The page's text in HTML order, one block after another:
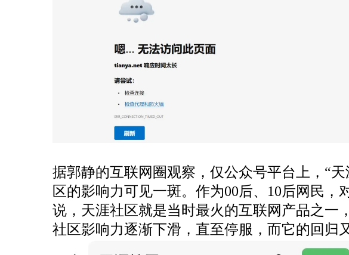
据郭静的互联网圈观察，仅公众号平台上，“
区的影响力可见一斑。作为00后、10后网民
说，天涯社区就是当时最火的互联网产品之一
社区影响力逐渐下滑，直至停服，而它的回归